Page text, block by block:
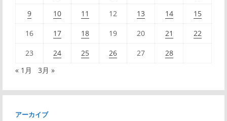
9 10 11 12 13 14 15
16 17 18 19 20 21 22
23 24 25 26 27
28
« 1月
3月 »
アーカイブ